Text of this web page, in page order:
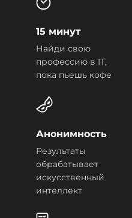
15 минут
Найди свою
профессию в IT,
пока пьешь кофе
Анонимность
Результаты
обрабатывает
искусственный
интеллект